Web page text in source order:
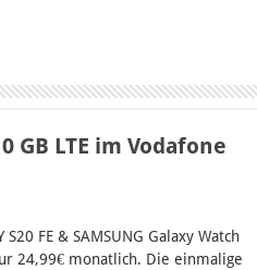
GB LTE im Vodafone
S20 FE & SAMSUNG Galaxy Watch
24,99€ monatlich. Die einmalige